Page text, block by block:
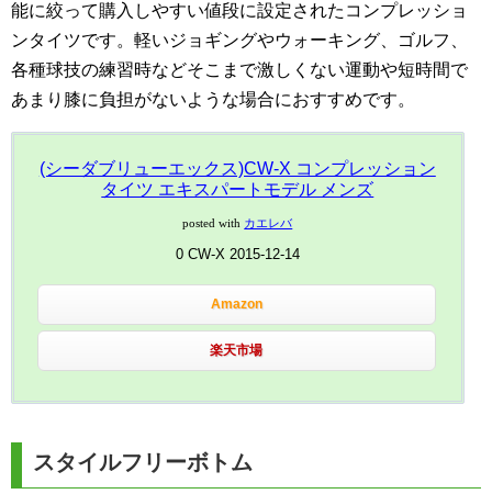
能に絞って購入しやすい値段に設定されたコンプレッショ
ンタイツです。軽いジョギングやウォーキング、ゴルフ、
各種球技の練習時などそこまで激しくない運動や短時間で
あまり膝に負担がないような場合におすすめです。
(シーダブリューエックス)CW-X コンプレッション
タイツ エキスパートモデル メンズ
posted with カエレバ
0 CW-X 2015-12-14
Amazon
楽天市場
スタイルフリーボトム